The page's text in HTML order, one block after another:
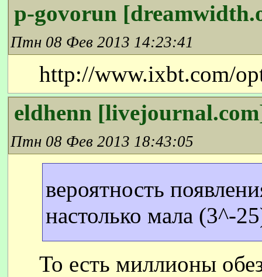
p-govorun
Птн 08 Фев 2013 14:23:41
http://www.ixbt.com/
eldhenn
Птн 08 Фев 2013 18:43:05
вероятность
настолько мала (3^-
То есть миллионы